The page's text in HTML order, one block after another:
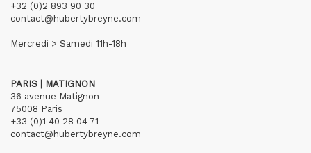
+32 (0)2 893 90 30
contact@hubertybreyne.com
Mercredi > Samedi 11h-18h
PARIS | MATIGNON
36 avenue Matignon
75008 Paris
+33 (0)1 40 28 04 71
contact@hubertybreyne.com